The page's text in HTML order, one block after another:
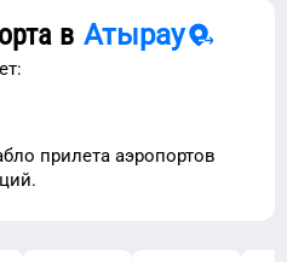
в Атырау
прилета аэропортов